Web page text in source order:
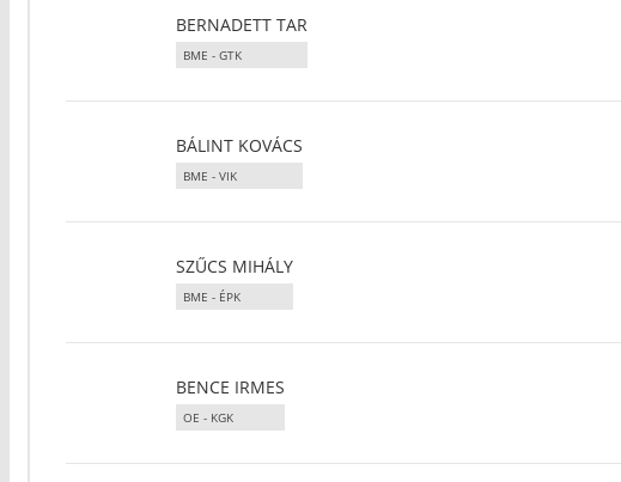
BERNADETT TAR
BME - GTK
BÁLINT KOVÁCS
BME - VIK
SZŰCS MIHÁLY
BME - ÉPK
BENCE IRMES
OE - KGK